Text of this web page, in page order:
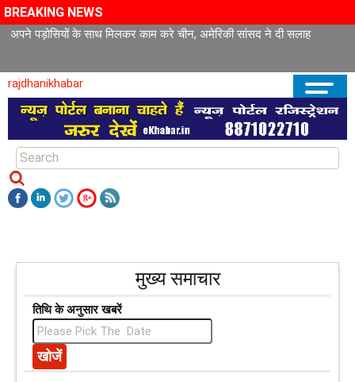
BREAKING NEWS
अपने पड़ोसियों के साथ मिलकर काम करे चीन, अमेरिकी सांसद ने दी सलाह
rajdhanikhabar
मुख्य समाचार
तिथि के अनुसार खबरें